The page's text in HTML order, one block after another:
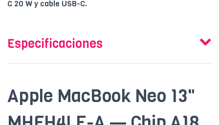
C 20 W y cable USB-C.
Especificaciones
Apple MacBook Neo 13"